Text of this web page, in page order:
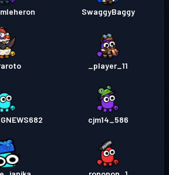
SwaggyBaggy
_player_11
cjm14_586